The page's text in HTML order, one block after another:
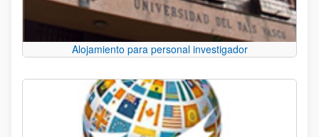
Alojamiento para personal investigador